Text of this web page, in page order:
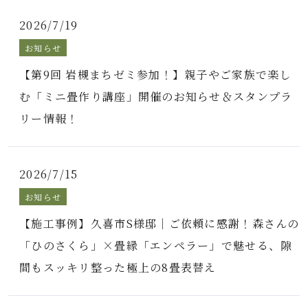
2026/7/19
お知らせ
【第9回 岩槻まちゼミ参加！】親子やご家族で楽し
む「ミニ畳作り講座」開催のお知らせ＆スタンプラ
リー情報！
2026/7/15
お知らせ
【施工事例】久喜市S様邸｜ご依頼に感謝！森さんの
「ひのさくら」×畳縁「エンペラー」で魅せる、隙
間もスッキリ整った極上の8畳表替え